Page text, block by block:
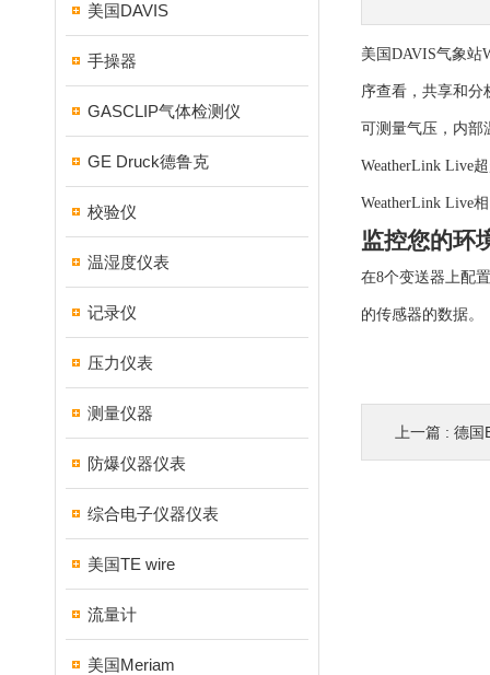
美国DAVIS
手操器
GASCLIP气体检测仪
GE Druck德鲁克
校验仪
温湿度仪表
记录仪
压力仪表
测量仪器
防爆仪器仪表
综合电子仪器仪表
美国TE wire
流量计
美国Meriam
美国DAVIS气象站
序查看，共享和分
可测量气压，内部
WeatherLink Live
WeatherLink Live
监控您的环
在8个变送器上配
的传感器的数据。
上一篇 : 德国